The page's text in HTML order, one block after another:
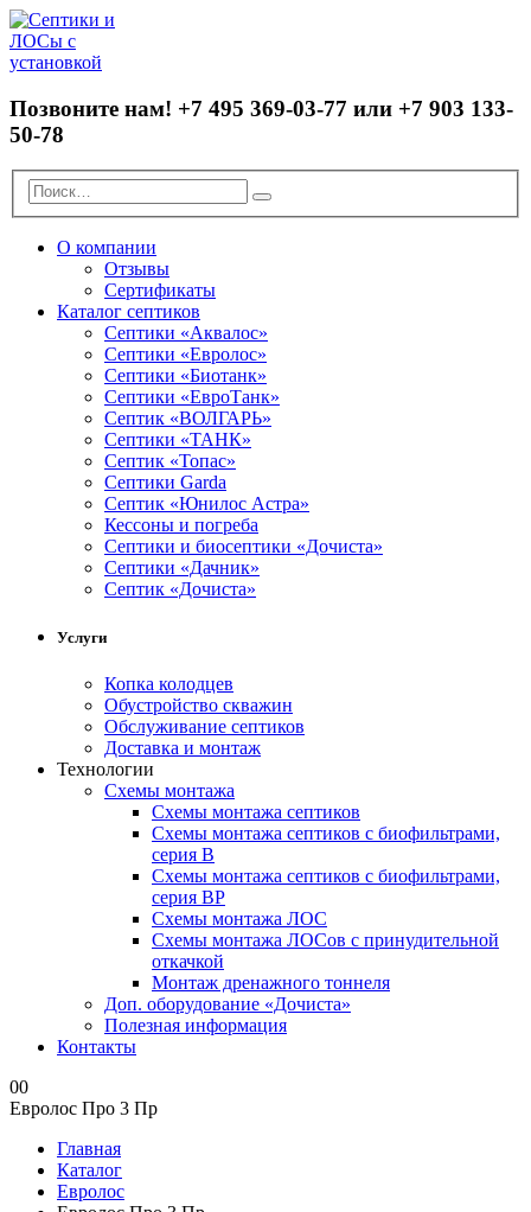
Позвоните нам! +7 495 369-03-77 или +7 903 133-
50-78
О компании
Отзывы
Сертификаты
Каталог септиков
Септики «Аквалос»
Септики «Евролос»
Септики «Биотанк»
Септики «ЕвроТанк»
Септик «ВОЛГАРЬ»
Септики «ТАНК»
Септик «Топас»
Септики Garda
Септик «Юнилос Астра»
Кессоны и погреба
Cептики и биосептики «Дочиста»
Септики «Дачник»
Септик «Дочиста»
Услуги
Копка колодцев
Обустройство скважин
Обслуживание септиков
Доставка и монтаж
Технологии
Схемы монтажа
Схемы монтажа септиков
Схемы монтажа септиков с биофильтрами,
серия В
Схемы монтажа септиков с биофильтрами,
серия BP
Схемы монтажа ЛОС
Схемы монтажа ЛОСов с принудительной
откачкой
Монтаж дренажного тоннеля
Доп. оборудование «Дочиста»
Полезная информация
Контакты
00
Евролос Про 3 Пр
Главная
Каталог
Евролос